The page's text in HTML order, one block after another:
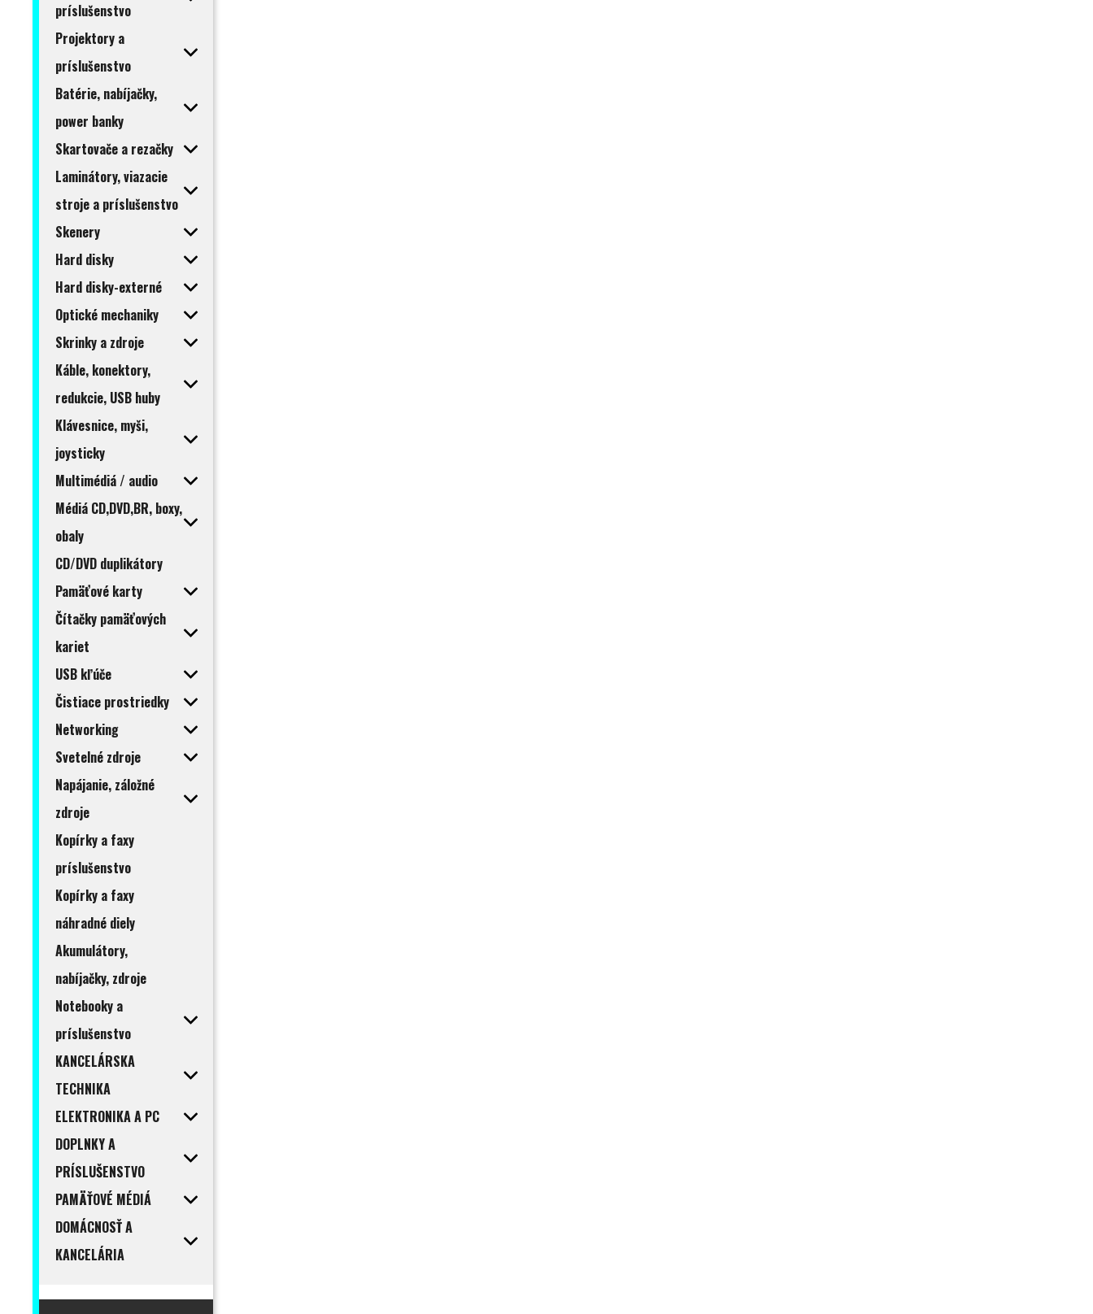
príslušenstvo
Projektory a
príslušenstvo
Batérie, nabíjačky,
power banky
Skartovače a rezačky
Laminátory, viazacie
stroje a príslušenstvo
Skenery
Hard disky
Hard disky-externé
Optické mechaniky
Skrinky a zdroje
Káble, konektory,
redukcie, USB huby
Klávesnice, myši,
joysticky
Multimédiá / audio
Médiá CD,DVD,BR, boxy,
obaly
CD/DVD duplikátory
Pamäťové karty
Čítačky pamäťových
kariet
USB kľúče
Čistiace prostriedky
Networking
Svetelné zdroje
Napájanie, záložné
zdroje
Kopírky a faxy
príslušenstvo
Kopírky a faxy
náhradné diely
Akumulátory,
nabíjačky, zdroje
Notebooky a
príslušenstvo
KANCELÁRSKA
TECHNIKA
ELEKTRONIKA A PC
DOPLNKY A
PRÍSLUŠENSTVO
PAMÄŤOVÉ MÉDIÁ
DOMÁCNOSŤ A
KANCELÁRIA